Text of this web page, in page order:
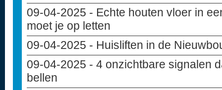
09-04-2025 - Echte houten vloer in
moet je op letten
09-04-2025 - Huisliften in de
09-04-2025 - 4 onzichtbare signalen
bellen